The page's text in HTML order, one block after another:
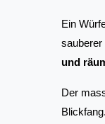
Ein
sauberer
und
Der